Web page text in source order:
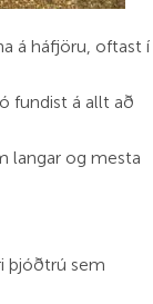
á háfjöru, oftast í
fundist á allt að
langar og mesta
þjóðtrú sem